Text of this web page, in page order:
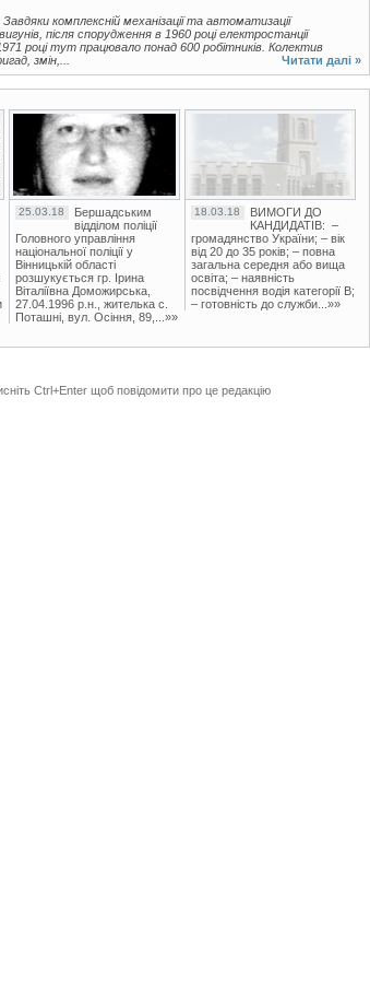
комплексній механізації та автоматизації
після спорудження в 1960 році електростанції
році тут працювало понад 600 робітників. Колектив
змін,...
Читати далі »
25.03.18
Бершадським
відділом поліції
Головного управління
національної поліції у
Вінницькій області
розшукується гр. Ірина
Віталіївна Доможирська,
27.04.1996 р.н., жителька с.
Поташні, вул. Осіння, 89,...»»
18.03.18
ВИМОГИ ДО
КАНДИДАТІВ: –
громадянство України; – вік
від 20 до 35 років; – повна
загальна середня або вища
освіта; – наявність
посвідчення водія категорії В;
– готовність до служби...»»
Ctrl+Enter щоб повідомити про це редакцію